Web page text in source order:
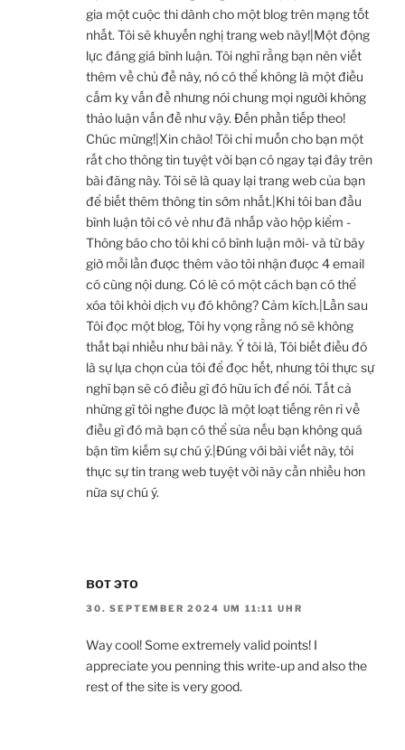
gia một cuộc thi dành cho một blog trên mạng tốt
nhất. Tôi sẽ khuyến nghị trang web này!|Một động
lực đáng giá bình luận. Tôi nghĩ rằng bạn nên viết
thêm về chủ đề này, nó có thể không là một điều
cấm kỵ vấn đề nhưng nói chung mọi người không
thảo luận vấn đề như vậy. Đến phần tiếp theo!
Chúc mừng!|Xin chào! Tôi chỉ muốn cho bạn một
rất cho thông tin tuyệt vời bạn có ngay tại đây trên
bài đăng này. Tôi sẽ là quay lại trang web của bạn
để biết thêm thông tin sớm nhất.|Khi tôi ban đầu
bình luận tôi có vẻ như đã nhấp vào hộp kiểm -
Thông báo cho tôi khi có bình luận mới- và từ bây
giờ mỗi lần được thêm vào tôi nhận được 4 email
có cùng nội dung. Có lẽ có một cách bạn có thể
xóa tôi khỏi dịch vụ đó không? Cảm kích.|Lần sau
Tôi đọc một blog, Tôi hy vọng rằng nó sẽ không
thất bại nhiều như bài này. Ý tôi là, Tôi biết điều đó
là sự lựa chọn của tôi để đọc hết, nhưng tôi thực sự
nghĩ bạn sẽ có điều gì đó hữu ích để nói. Tất cả
những gì tôi nghe được là một loạt tiếng rên rỉ về
điều gì đó mà bạn có thể sửa nếu bạn không quá
bận tìm kiếm sự chú ý.|Đúng với bài viết này, tôi
thực sự tin trang web tuyệt vời này cần nhiều hơn
nữa sự chú ý.
вот это
30. SEPTEMBER 2024 UM 11:11 UHR
Way cool! Some extremely valid points! I
appreciate you penning this write-up and also the
rest of the site is very good.